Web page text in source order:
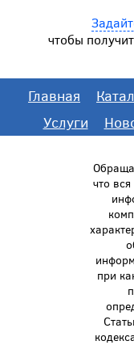
чтобы
Главная
Услуги
что
при